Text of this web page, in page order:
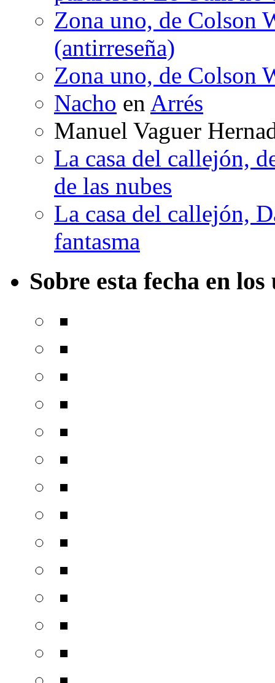
Zona uno, de Colson
(antirreseña)
Zona uno, de Colson
Nacho en Arrés
Manuel Vaguer
La casa del callejón,
de las nubes
La casa del callejón,
fantasma
Sobre esta fecha en